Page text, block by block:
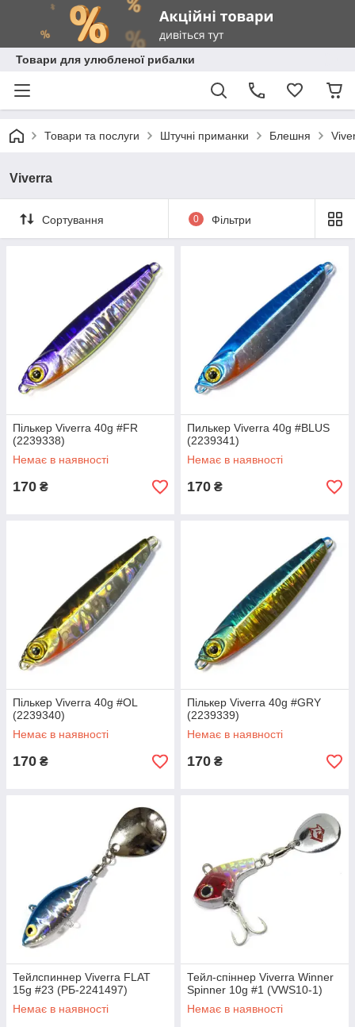
Товари для улюбленої рибалки
Товари та послуги Штучні приманки Блешня
Viverra
Сортування 0 Фільтри
Пількер Viverra 40g #FR
(2239338)
Немає в наявності
170 ₴
Пилькер Viverra 40g #BLUS
(2239341)
Немає в наявності
170 ₴
Пількер Viverra 40g #OL
(2239340)
Немає в наявності
170 ₴
Пількер Viverra 40g #GRY
(2239339)
Немає в наявності
170 ₴
Тейлспиннер Viverra FLAT
15g #23 (РБ-2241497)
Немає в наявності
Тейл-спіннер Viverra Winner
Spinner 10g #1 (VWS10-1)
Немає в наявності